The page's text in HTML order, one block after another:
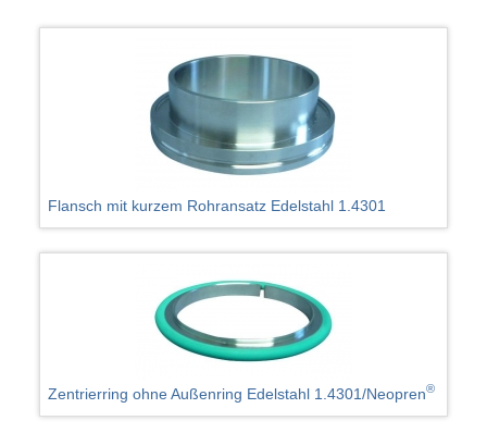
Flansch mit kurzem Rohransatz Edelstahl 1.4301
Zentrierring ohne Außenring Edelstahl 1.4301/Neopren®